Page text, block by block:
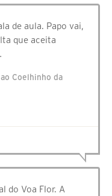
de aula. Papo vai,
que aceita
Coelhinho da
do Voa Flor. A